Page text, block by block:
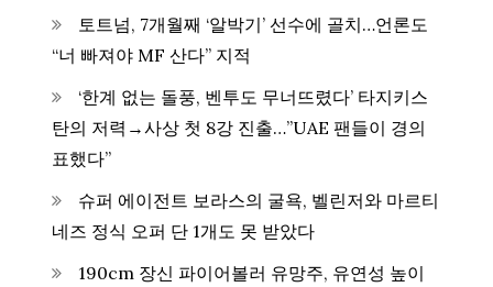
토트넘, 7개월째 ‘알박기’ 선수에 골치…언론도
“너 빠져야 MF 산다” 지적
‘한계 없는 돌풍, 벤투도 무너뜨렸다’ 타지키스
탄의 저력→사상 첫 8강 진출…”UAE 팬들이 경의
표했다”
슈퍼 에이전트 보라스의 굴욕, 벨린저와 마르티
네즈 정식 오퍼 단 1개도 못 받았다
190cm 장신 파이어볼러 유망주, 유연성 높이